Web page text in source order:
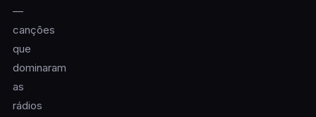
—
canções
que
dominaram
as
rádios